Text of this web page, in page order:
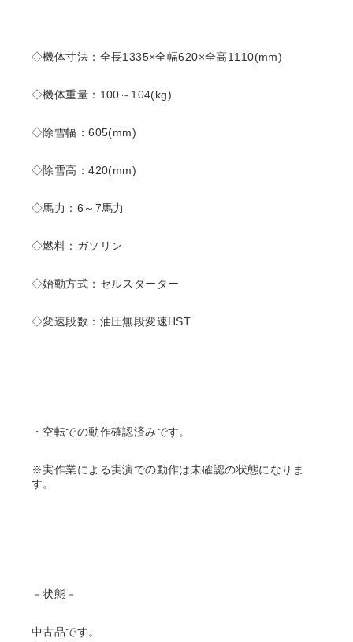
◇機体寸法：全長1335×全幅620×全高1110(mm)
◇機体重量：100～104(kg)
◇除雪幅：605(mm)
◇除雪高：420(mm)
◇馬力：6～7馬力
◇燃料：ガソリン
◇始動方式：セルスターター
◇変速段数：油圧無段変速HST
・空転での動作確認済みです。
※実作業による実演での動作は未確認の状態になりま
す。
－状態－
中古品です。